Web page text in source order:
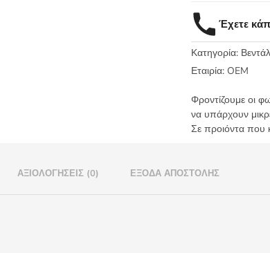
-
11266
ποσότητα
Έχετε
Κατηγορία:
Εταιρία: OEM
Φροντίζουμε οι
να υπάρχουν
Σε προιόντα που
ΑΞΙΟΛΟΓΉΣΕΙΣ (0) ΈΞΟΔΑ ΑΠΟΣΤΟΛΉΣ